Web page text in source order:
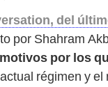
del
por Shahram
por los
régimen y